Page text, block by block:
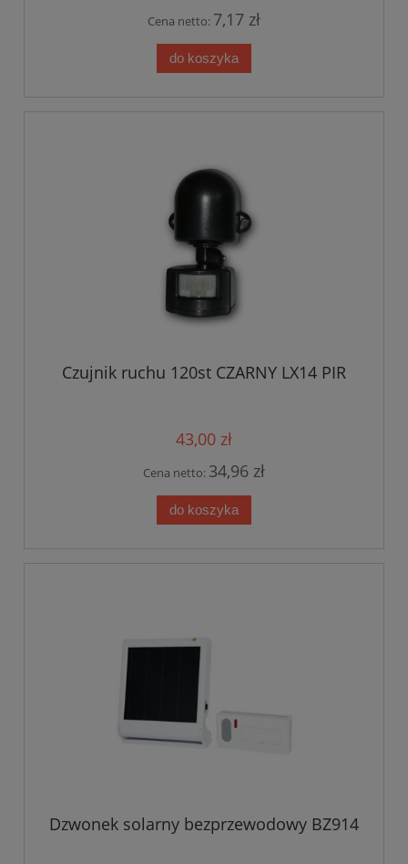
Cena netto: 7,17 zł
do koszyka
Czujnik ruchu 120st CZARNY LX14 PIR
43,00 zł
Cena netto: 34,96 zł
do koszyka
Dzwonek solarny bezprzewodowy BZ914